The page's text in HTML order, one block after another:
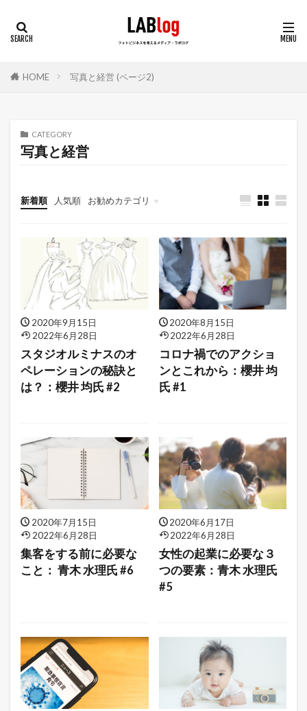
HOME 写真と経営 (ページ2)
CATEGORY
写真と経営
新着順 人気順 お勧めカテゴリ
連載
気になるデータ
2020年9月15日
2022年6月28日
スタジオルミナスのオ
ペレーションの秘訣と
は？：櫻井 均氏 #2
2020年8月15日
2022年6月28日
コロナ禍でのアクショ
ンとこれから：櫻井 均
氏 #1
2020年7月15日
2022年6月28日
集客をする前に必要な
こと： 青木 水理氏 #6
2020年6月17日
2022年6月28日
女性の起業に必要な３
つの要素：青木 水理氏
#5